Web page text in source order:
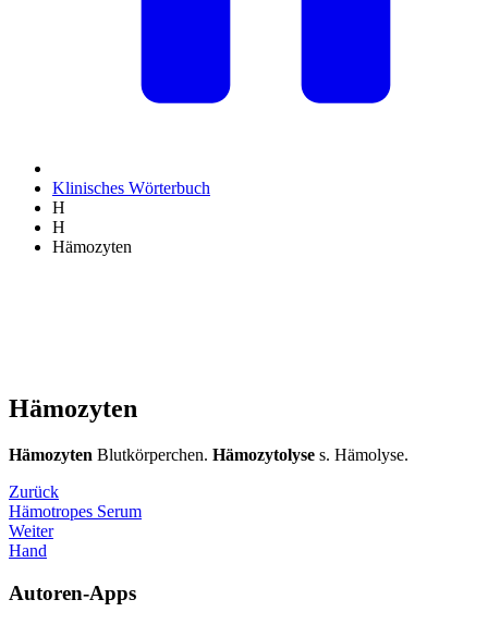
Klinisches Wörterbuch
H
H
Hämozyten
Hämozyten
Hämozyten Blutkörperchen. Hämozytolyse s. Hämolyse.
Zurück
Hämotropes Serum
Weiter
Hand
Autoren-Apps